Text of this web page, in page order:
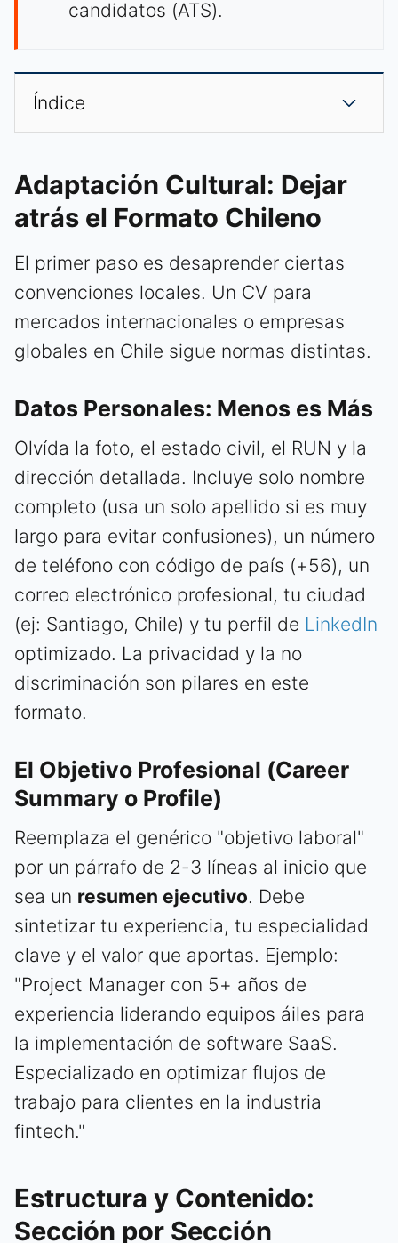
candidatos (ATS).
Índice
Adaptación Cultural: Dejar
atrás el Formato Chileno
El primer paso es desaprender ciertas
convenciones locales. Un CV para
mercados internacionales o empresas
globales en Chile sigue normas distintas.
Datos Personales: Menos es Más
Olvída la foto, el estado civil, el RUN y la
dirección detallada. Incluye solo nombre
completo (usa un solo apellido si es muy
largo para evitar confusiones), un número
de teléfono con código de país (+56), un
correo electrónico profesional, tu ciudad
(ej: Santiago, Chile) y tu perfil de LinkedIn
optimizado. La privacidad y la no
discriminación son pilares en este
formato.
El Objetivo Profesional (Career
Summary o Profile)
Reemplaza el genérico "objetivo laboral"
por un párrafo de 2-3 líneas al inicio que
sea un resumen ejecutivo. Debe
sintetizar tu experiencia, tu especialidad
clave y el valor que aportas. Ejemplo:
"Project Manager con 5+ años de
experiencia liderando equipos áiles para
la implementación de software SaaS.
Especializado en optimizar flujos de
trabajo para clientes en la industria
fintech."
Estructura y Contenido:
Sección por Sección